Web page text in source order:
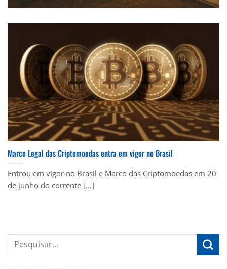
Marco Legal das Criptomoedas entra em vigor no Brasil
Entrou em vigor no Brasil e Marco das Criptomoedas em 20
de junho do corrente [...]